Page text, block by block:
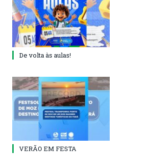
De volta às aulas!
VERÃO EM FESTA